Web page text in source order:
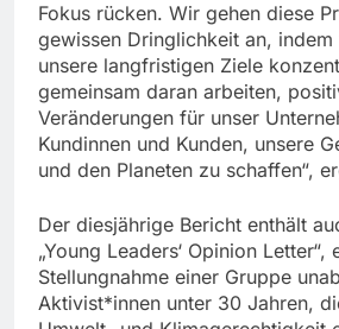
Fokus rücken. Wir gehen diese
gewissen Dringlichkeit an,
unsere langfristigen Ziele
gemeinsam daran arbeiten,
Veränderungen für unser
Kundinnen und Kunden, unsere
und den Planeten zu schaffen“,
Der diesjährige Bericht enthält
„Young Leaders‘ Opinion Letter“,
Stellungnahme einer Gruppe
Aktivist*innen unter 30 Jahren,